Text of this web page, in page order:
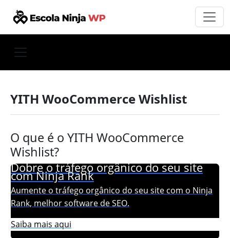
YITH WooCommerce Wishlist
O que é o YITH WooCommerce
Wishlist?
Dobre o tráfego orgânico do seu site
com Ninja Rank
Aumente o tráfego orgânico do seu site com o Ninja
Rank, melhor software de SEO.
Saiba mais aqui